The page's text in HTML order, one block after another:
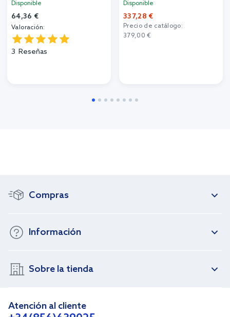
Disponible
64,36 €
Valoración:
3 Reseñas
Disponible
337,28 €
Precio de catálogo:
379,00 €
Compras
Información
Sobre la tienda
Atención al cliente